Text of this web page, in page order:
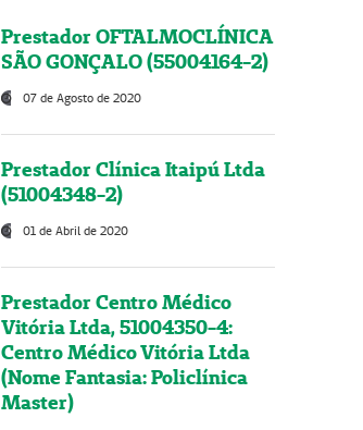
Prestador OFTALMOCLÍNICA
SÃO GONÇALO (55004164-2)
07 de Agosto de 2020
Prestador Clínica Itaipú Ltda
(51004348-2)
01 de Abril de 2020
Prestador Centro Médico
Vitória Ltda, 51004350-4:
Centro Médico Vitória Ltda
(Nome Fantasia: Policlínica
Master)